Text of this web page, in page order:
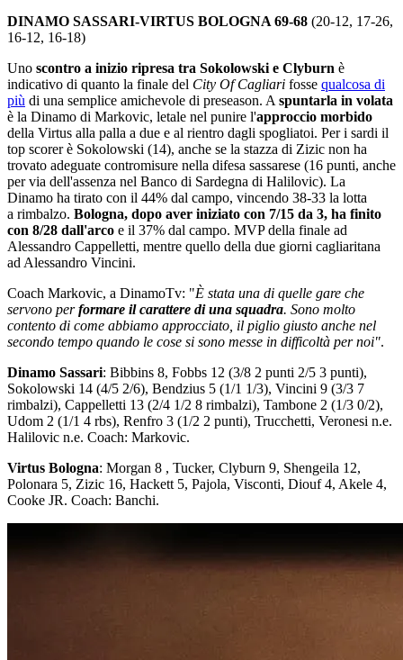
DINAMO SASSARI-VIRTUS BOLOGNA 69-68 (20-12, 17-26,
16-12, 16-18)
Uno scontro a inizio ripresa tra Sokolowski e Clyburn è
indicativo di quanto la finale del City Of Cagliari fosse qualcosa di
più di una semplice amichevole di preseason. A spuntarla in volata
è la Dinamo di Markovic, letale nel punire l'approccio morbido
della Virtus alla palla a due e al rientro dagli spogliatoi. Per i sardi il
top scorer è Sokolowski (14), anche se la stazza di Zizic non ha
trovato adeguate contromisure nella difesa sassarese (16 punti, anche
per via dell'assenza nel Banco di Sardegna di Halilovic). La
Dinamo ha tirato con il 44% dal campo, vincendo 38-33 la lotta
a rimbalzo. Bologna, dopo aver iniziato con 7/15 da 3, ha finito
con 8/28 dall'arco e il 37% dal campo. MVP della finale ad
Alessandro Cappelletti, mentre quello della due giorni cagliaritana
ad Alessandro Vincini.
Coach Markovic, a DinamoTv: "È stata una di quelle gare che
servono performare il carattere di una squadra. Sono molto
contento di come abbiamo approcciato, il piglio giusto anche nel
secondo tempo quando le cose si sono messe in difficoltà per noi".
Dinamo Sassari: Bibbins 8, Fobbs 12 (3/8 2 punti 2/5 3 punti),
Sokolowski 14 (4/5 2/6), Bendzius 5 (1/1 1/3), Vincini 9 (3/3 7
rimbalzi), Cappelletti 13 (2/4 1/2 8 rimbalzi), Tambone 2 (1/3 0/2),
Udom 2 (1/1 4 rbs), Renfro 3 (1/2 2 punti), Trucchetti, Veronesi n.e.
Halilovic n.e. Coach: Markovic.
Virtus Bologna: Morgan 8 , Tucker, Clyburn 9, Shengeila 12,
Polonara 5, Zizic 16, Hackett 5, Pajola, Visconti, Diouf 4, Akele 4,
Cooke JR. Coach: Banchi.